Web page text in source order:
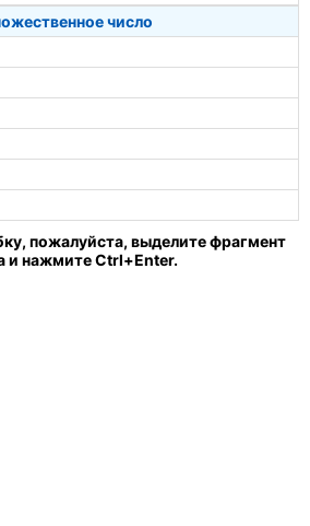
число
пожалуйста, выделите фрагмент
и нажмите Ctrl+Enter.